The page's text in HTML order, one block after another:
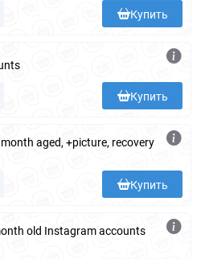
Купить
Купить
aged, +picture, recovery
Купить
old Instagram accounts